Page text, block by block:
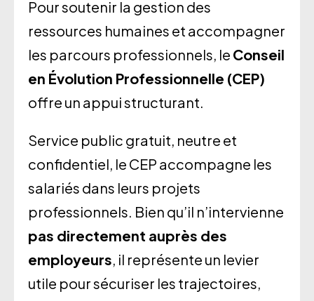
Pour soutenir la gestion des
ressources humaines et accompagner
les parcours professionnels, le Conseil
en Évolution Professionnelle (CEP)
offre un appui structurant.
Service public gratuit, neutre et
confidentiel, le CEP accompagne les
salariés dans leurs projets
professionnels. Bien qu’il n’intervienne
pas directement auprès des
employeurs, il représente un levier
utile pour sécuriser les trajectoires,